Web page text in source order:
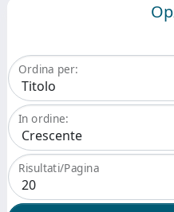
Ordina per:
In ordine:
Risultati/Pagina